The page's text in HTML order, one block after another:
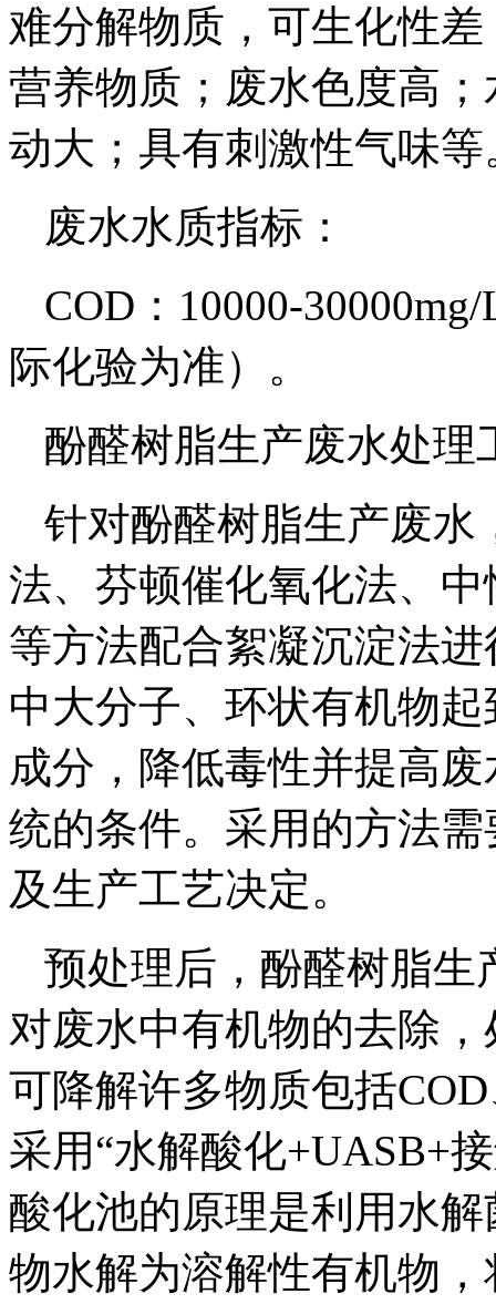
难分解物质，可生化性
营养物质；废水色度高
动大；具有刺激性气味等
废水水质指标：
COD：10000-
际化验为准）。
酚醛树脂生产废水处理
针对酚醛树脂生产废水
法、芬顿催化氧化法、
等方法配合絮凝沉淀法
中大分子、环状有机物
成分，降低毒性并提高
统的条件。采用的方法
及生产工艺决定。
预处理后，酚醛树脂生
对废水中有机物的去除
可降解许多物质包括
采用“水解酸化+UASB+
酸化池的原理是利用水
物水解为溶解性有机物